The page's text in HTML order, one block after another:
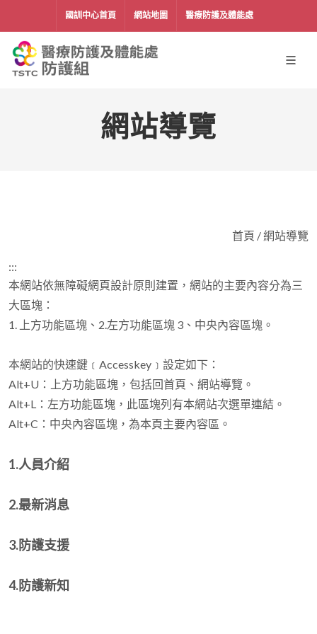
移到主要內容
國訓中心首頁 網站地圖 醫療防護及體能處
網站導覽
首頁 /網站導覽
:::
本網站依無障礙網頁設計原則建置，網站的主要內容分為三
大區塊：
1. 上方功能區塊、2.左方功能區塊 3、中央內容區塊。
本網站的快速鍵﹝Accesskey﹞設定如下：
Alt+U：上方功能區塊，包括回首頁、網站導覽。
Alt+L：左方功能區塊，此區塊列有本網站次選單連結。
Alt+C：中央內容區塊，為本頁主要內容區。
1.人員介紹
2.最新消息
3.防護支援
4.防護新知